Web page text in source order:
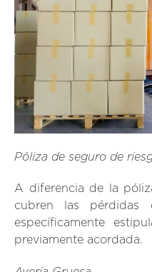
Póliza de seguro de
A diferencia de la
cubren las pérdidas
específicamente
previamente acordada.